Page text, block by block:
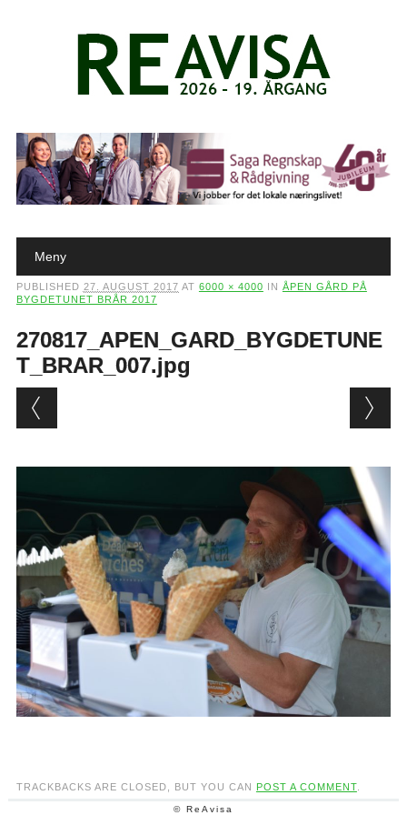
Main menu
Meny
PUBLISHED 27. AUGUST 2017 AT 6000 × 4000 IN ÅPEN GÅRD PÅ
BYGDETUNET BRÅR 2017
270817_APEN_GARD_BYGDETUNE
T_BRAR_007.jpg
TRACKBACKS ARE CLOSED, BUT YOU CAN POST A COMMENT.
© ReAvisa